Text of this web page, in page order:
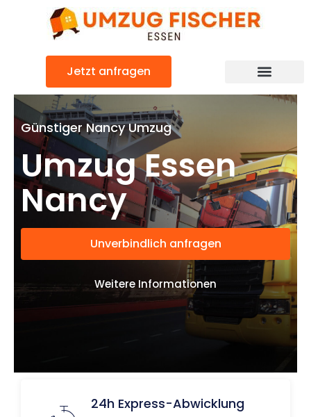
Jetzt anfragen
Günstiger Nancy Umzug
Umzug Essen
Nancy
Unverbindlich anfragen
Weitere Informationen
24h Express-Abwicklung